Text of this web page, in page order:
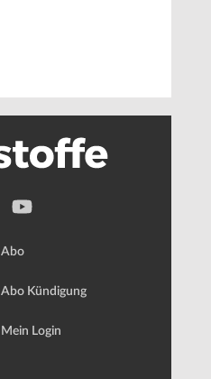
Abo
Abo Kündigung
Mein Login